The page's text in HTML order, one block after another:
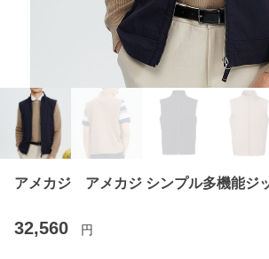
アメカジ アメカジ シンプル多機能ジ
32,560 円